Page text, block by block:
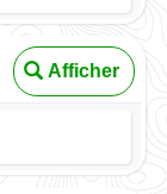
Afficher